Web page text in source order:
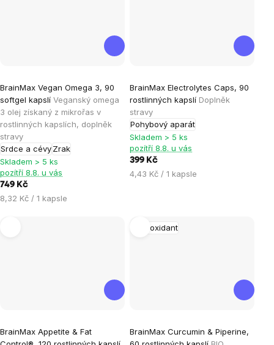
BrainMax Vegan Omega 3, 90
softgel kapslí Veganský omega
3 olej získaný z mikrořas v
rostlinných kapslích, doplněk
stravy
Srdce a cévyZrak
hodnocení
produktu
je
4,5
z
5
hvězdiček.
Skladem > 5 ks
pozítří 8.8. u vás
749 Kč
Měrná
8,32 Kč / 1 kapsle
BrainMax Electrolytes Caps, 90
rostlinných kapslí Doplněk
stravy
Pohybový aparát
hodnocení
produktu
je
5,0
z
5
hvězdiček.
Skladem > 5 ks
pozítří 8.8. u vás
399 Kč
Měrná
4,43 Kč / 1 kapsle
BrainMax Appetite & Fat
hodnocení
Antioxidant
BrainMax Curcumin & Piperine,
hodnocení